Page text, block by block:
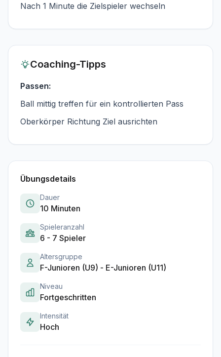
Nach 1 Minute die Zielspieler wechseln
Coaching-Tipps
Passen:
Ball mittig treffen für ein kontrollierten Pass
Oberkörper Richtung Ziel ausrichten
Übungsdetails
Dauer
10 Minuten
Spieleranzahl
6 - 7 Spieler
Altersgruppe
F-Junioren (U9) - E-Junioren (U11)
Niveau
Fortgeschritten
Intensität
Hoch